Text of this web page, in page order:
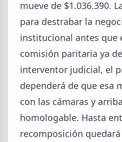
mueve de $1.036.390.
para destrabar la
institucional antes que
comisión paritaria ya
interventor judicial, el
dependerá de que esa
con las cámaras y
homologable. Hasta
recomposición